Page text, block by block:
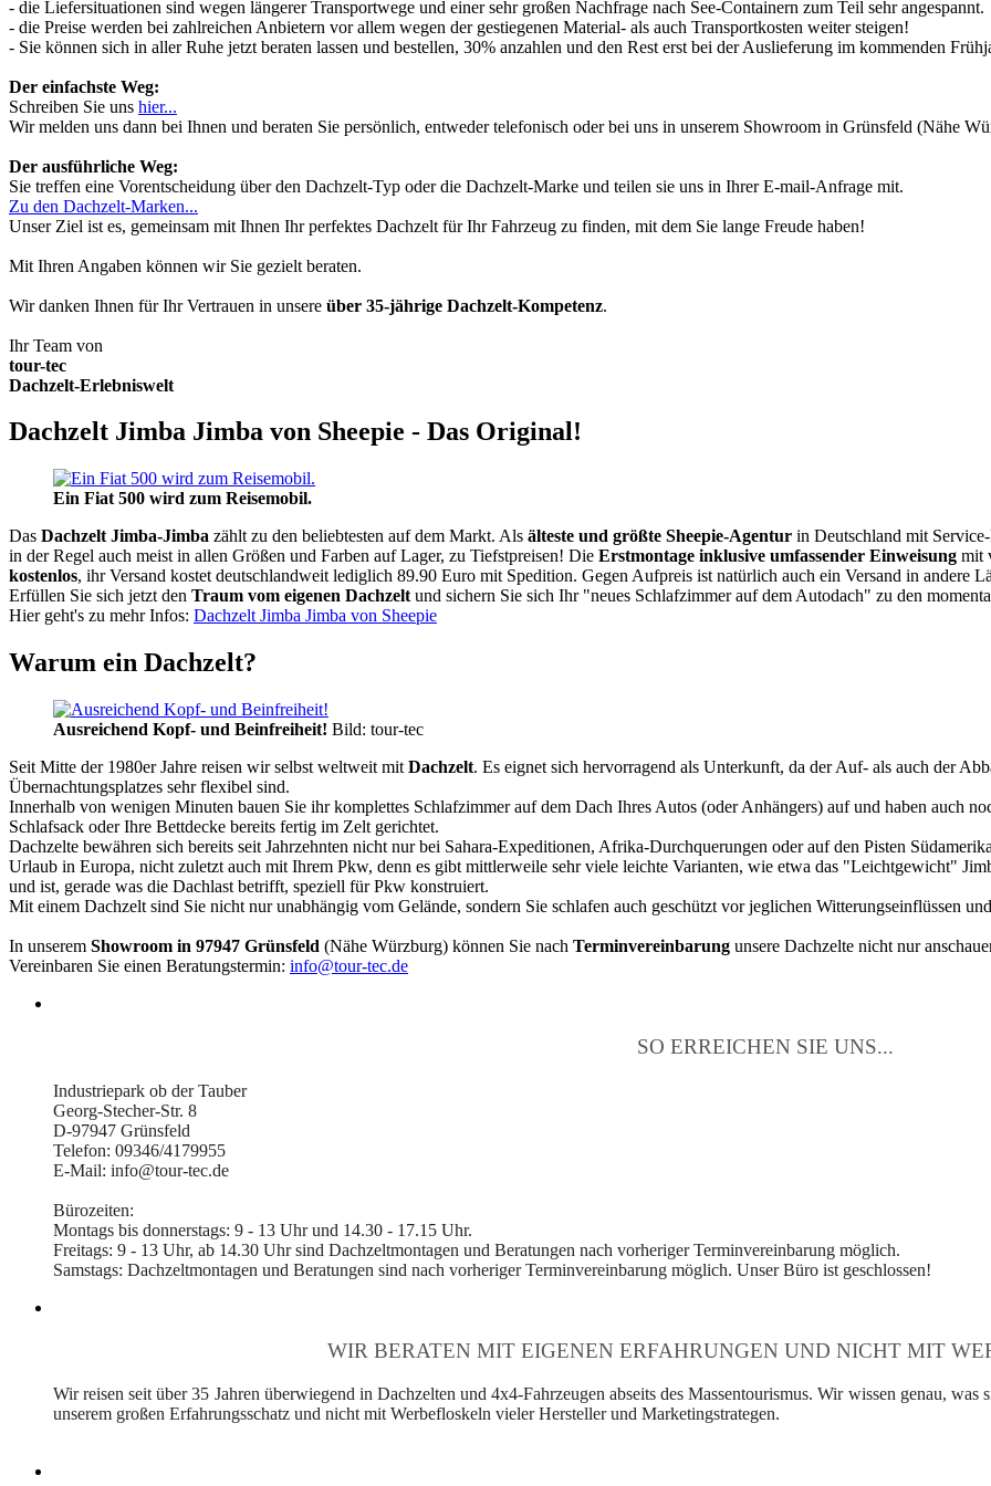
- die Liefersituationen sind wegen längerer Transportwege und einer sehr großen Nachfrage nach See-Containern zum Teil sehr angespannt.
- die Preise werden bei zahlreichen Anbietern vor allem wegen der gestiegenen Material- als auch Transportkosten weiter steigen!
- Sie können sich in aller Ruhe jetzt beraten lassen und bestellen, 30% anzahlen und den Rest erst bei der Auslieferung im kommenden
Der einfachste Weg:
Schreiben Sie uns hier...
Wir melden uns dann bei Ihnen und beraten Sie persönlich, entweder telefonisch oder bei uns in unserem Showroom in Grünsfeld (Nähe
Der ausführliche Weg:
Sie treffen eine Vorentscheidung über den Dachzelt-Typ oder die Dachzelt-Marke und teilen sie uns in Ihrer E-mail-Anfrage mit.
Zu den Dachzelt-Marken...
Unser Ziel ist es, gemeinsam mit Ihnen Ihr perfektes Dachzelt für Ihr Fahrzeug zu finden, mit dem Sie lange Freude haben!
Mit Ihren Angaben können wir Sie gezielt beraten.
Wir danken Ihnen für Ihr Vertrauen in unsere über 35-jährige Dachzelt-Kompetenz.
Ihr Team von
tour-tec
Dachzelt-Erlebniswelt
Dachzelt Jimba Jimba von Sheepie - Das Original!
Ein Fiat 500 wird zum Reisemobil.
Das Dachzelt Jimba-Jimba zählt zu den beliebtesten auf dem Markt. Als älteste und größte Sheepie-Agentur in Deutschland mit
in der Regel auch meist in allen Größen und Farben auf Lager, zu Tiefstpreisen! Die Erstmontage inklusive umfassender Einweisung mit
kostenlos, ihr Versand kostet deutschlandweit lediglich 89.90 Euro mit Spedition. Gegen Aufpreis ist natürlich auch ein Versand in andere
Erfüllen Sie sich jetzt den Traum vom eigenen Dachzelt und sichern Sie sich Ihr "neues Schlafzimmer auf dem Autodach" zu den
Hier geht's zu mehr Infos: Dachzelt Jimba Jimba von Sheepie
Warum ein Dachzelt?
Ausreichend Kopf- und Beinfreiheit! Bild: tour-tec
Seit Mitte der 1980er Jahre reisen wir selbst weltweit mit Dachzelt. Es eignet sich hervorragend als Unterkunft, da der Auf- als auch der
Übernachtungsplatzes sehr flexibel sind.
Innerhalb von wenigen Minuten bauen Sie ihr komplettes Schlafzimmer auf dem Dach Ihres Autos (oder Anhängers) auf und haben auch
Schlafsack oder Ihre Bettdecke bereits fertig im Zelt gerichtet.
Dachzelte bewähren sich bereits seit Jahrzehnten nicht nur bei Sahara-Expeditionen, Afrika-Durchquerungen oder auf den Pisten
Urlaub in Europa, nicht zuletzt auch mit Ihrem Pkw, denn es gibt mittlerweile sehr viele leichte Varianten, wie etwa das "Leichtgewicht"
und ist, gerade was die Dachlast betrifft, speziell für Pkw konstruiert.
Mit einem Dachzelt sind Sie nicht nur unabhängig vom Gelände, sondern Sie schlafen auch geschützt vor jeglichen Witterungseinflüssen
In unserem Showroom in 97947 Grünsfeld (Nähe Würzburg) können Sie nach Terminvereinbarung unsere Dachzelte nicht nur
Vereinbaren Sie einen Beratungstermin: info@tour-tec.de
SO ERREICHEN SIE UNS...
Industriepark ob der Tauber
Georg-Stecher-Str. 8
D-97947 Grünsfeld
Telefon: 09346/4179955
E-Mail: info@tour-tec.de
Bürozeiten:
Montags bis donnerstags: 9 - 13 Uhr und 14.30 - 17.15 Uhr.
Freitags: 9 - 13 Uhr, ab 14.30 Uhr sind Dachzeltmontagen und Beratungen nach vorheriger Terminvereinbarung möglich.
Samstags: Dachzeltmontagen und Beratungen sind nach vorheriger Terminvereinbarung möglich. Unser Büro ist geschlossen!
WIR BERATEN MIT EIGENEN ERFAHRUNGEN UND NICHT MIT
Wir reisen seit über 35 Jahren überwiegend in Dachzelten und 4x4-Fahrzeugen abseits des Massentourismus. Wir wissen genau,
unserem großen Erfahrungsschatz und nicht mit Werbefloskeln vieler Hersteller und Marketingstrategen.